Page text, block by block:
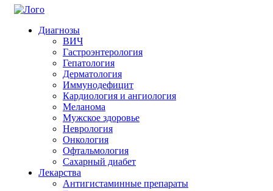
Диагнозы
ВИЧ
Гастроэнтерология
Гепатология
Дерматология
Иммунодефицит
Кардиология и ангиология
Меланома
Мужское здоровье
Неврология
Онкология
Офтальмология
Сахарный диабет
Лекарства
Антигистаминные препараты